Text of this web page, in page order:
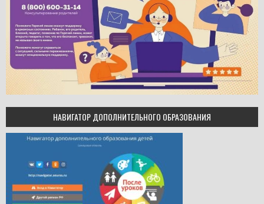
НАВИГАТОР ДОПОЛНИТЕЛЬНОГО ОБРАЗОВАНИЯ